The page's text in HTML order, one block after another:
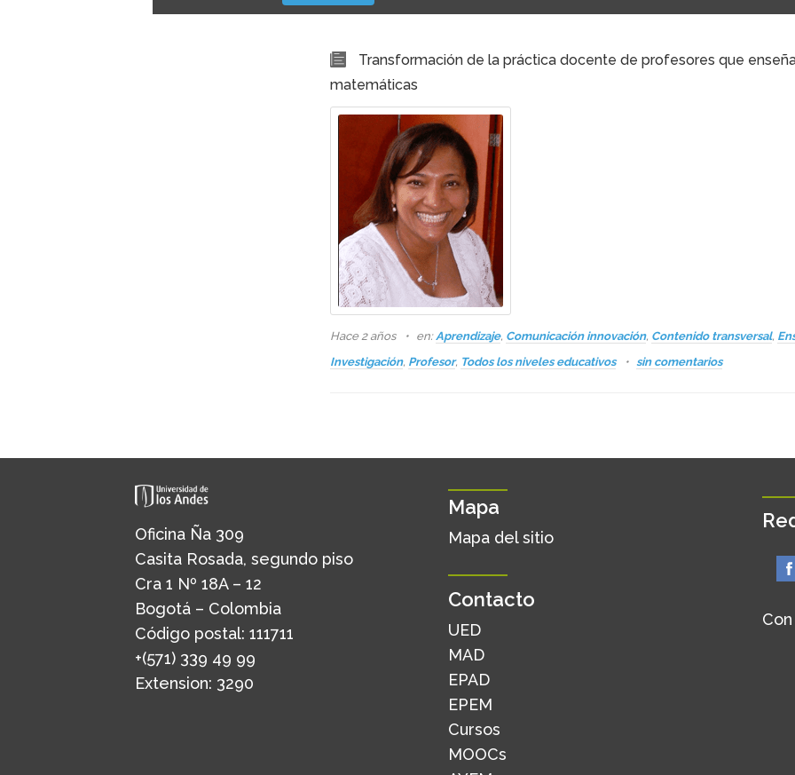
Transformación de la práctica docente de profesores que
matemáticas
Hace 2 años en:Aprendizaje, Comunicación innovación, Contenido transversal,
Investigación, Profesor, Todos los niveles educativos sin comentarios
Oficina Ña 309
Casita Rosada, segundo piso
Cra 1 Nº 18A – 12
Bogotá – Colombia
Código postal: 111711
+(571) 339 49 99
Extension: 3290
Mapa
Mapa del sitio
Contacto
UED
MAD
EPAD
EPEM
Cursos
MOOCs